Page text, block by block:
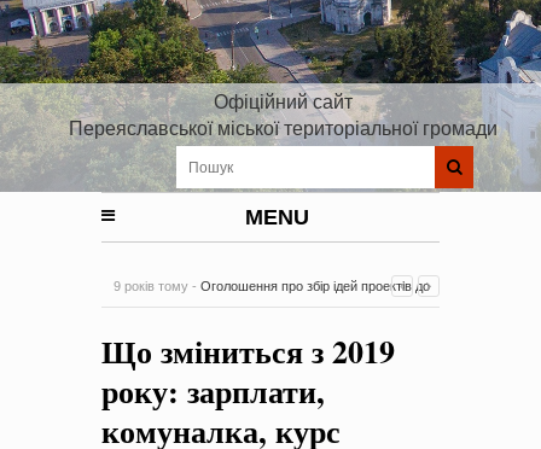
Офіційний сайт
Переяславської міської територіальної громади
MENU
9 років тому - Оголошення про збір ідей проектів до
на період 2018 – 2020 роки Оголошення про збір ідей
проектів
Що зміниться з 2019
року: зарплати,
комуналка, курс